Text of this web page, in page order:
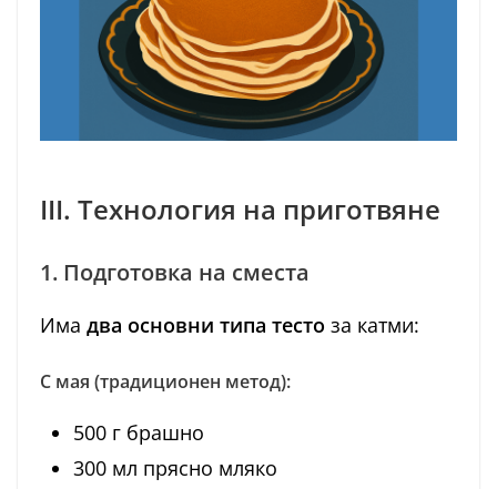
III. Технология на приготвяне
1. Подготовка на сместа
Има два основни типа тесто за катми:
С мая (традиционен метод):
500 г брашно
300 мл прясно мляко